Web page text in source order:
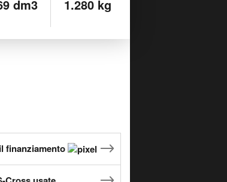
dm3 1.280 kg
finanziamento